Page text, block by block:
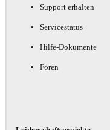
Support erhalten
Servicestatus
Hilfe-Dokumente
Foren